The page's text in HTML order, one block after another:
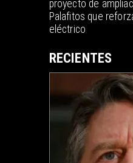
proyecto de
Palafitos que
eléctrico
RECIENTES